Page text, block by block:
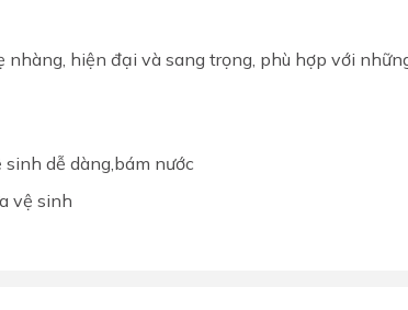
hiện đại và sang trọng, phù hợp với
dễ dàng,bám nước
vệ sinh